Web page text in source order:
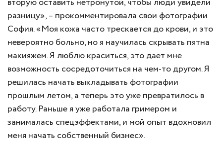
разницу», – прокомментировала свои фотографии
София. «Моя кожа часто трескается до крови, и это
невероятно больно, но я научилась скрывать пятна
макияжем. Я люблю краситься, это дает мне
возможность сосредоточиться на чем-то другом. Я
решилась начать выкладывать фотографии
прошлым летом, а теперь это уже превратилось в
работу. Раньше я уже работала гримером и
занималась спецэффектами, и мой опыт вдохновил
меня начать собственный бизнес».